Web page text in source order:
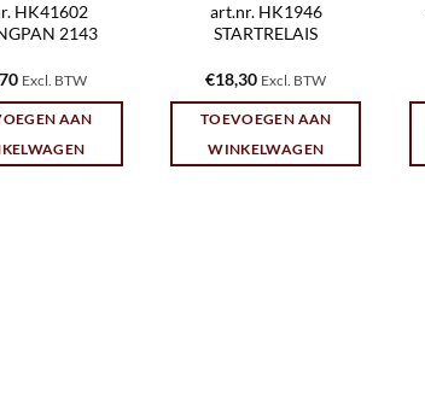
HK41602
2143
Excl. BTW
AAN
art.nr. HK1946
STARTRELAIS
€18,30 Excl. BTW
TOEVOEGEN AAN
WINKELWAGEN